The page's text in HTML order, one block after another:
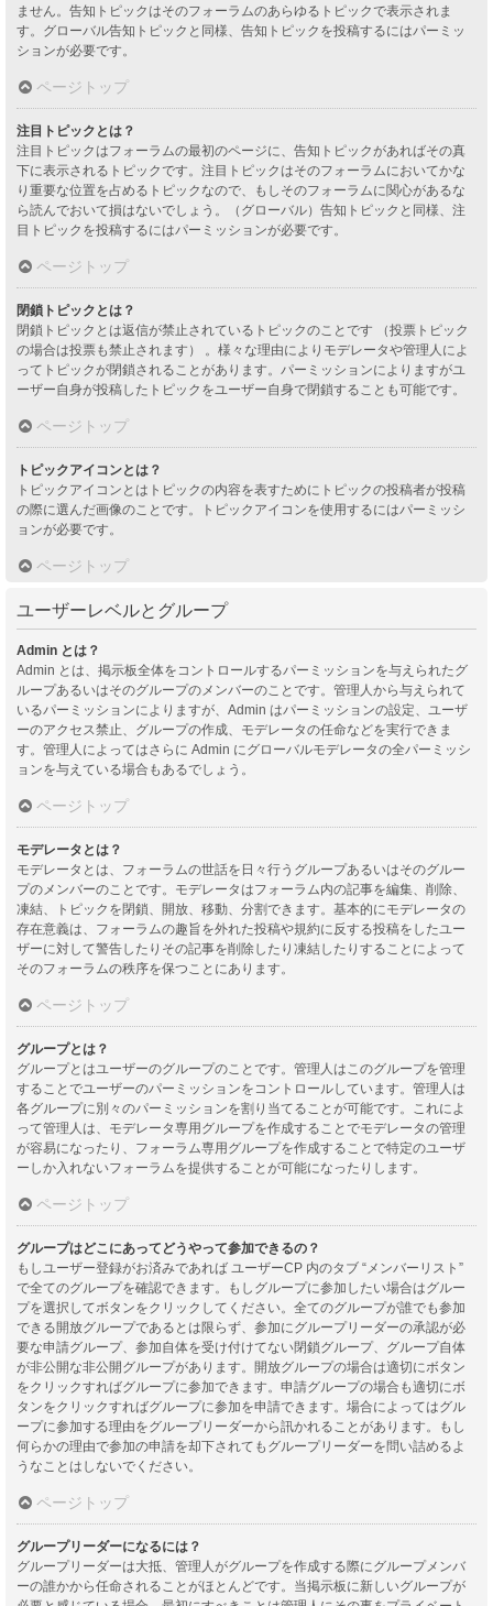
ません。告知トピックはそのフォーラムのあらゆるトピックで表示されま
す。グローバル告知トピックと同様、告知トピックを投稿するにはパーミッ
ションが必要です。
ページトップ
注目トピックとは？
注目トピックはフォーラムの最初のページに、告知トピックがあればその真
下に表示されるトピックです。注目トピックはそのフォーラムにおいてかな
り重要な位置を占めるトピックなので、もしそのフォーラムに関心があるな
ら読んでおいて損はないでしょう。（グローバル）告知トピックと同様、注
目トピックを投稿するにはパーミッションが必要です。
ページトップ
閉鎖トピックとは？
閉鎖トピックとは返信が禁止されているトピックのことです （投票トピック
の場合は投票も禁止されます） 。様々な理由によりモデレータや管理人によ
ってトピックが閉鎖されることがあります。パーミッションによりますがユ
ーザー自身が投稿したトピックをユーザー自身で閉鎖することも可能です。
ページトップ
トピックアイコンとは？
トピックアイコンとはトピックの内容を表すためにトピックの投稿者が投稿
の際に選んだ画像のことです。トピックアイコンを使用するにはパーミッシ
ョンが必要です。
ページトップ
ユーザーレベルとグループ
Admin とは？
Admin とは、掲示板全体をコントロールするパーミッションを与えられたグ
ループあるいはそのグループのメンバーのことです。管理人から与えられて
いるパーミッションによりますが、Admin はパーミッションの設定、ユーザ
ーのアクセス禁止、グループの作成、モデレータの任命などを実行できま
す。管理人によってはさらに Admin にグローバルモデレータの全パーミッシ
ョンを与えている場合もあるでしょう。
ページトップ
モデレータとは？
モデレータとは、フォーラムの世話を日々行うグループあるいはそのグルー
プのメンバーのことです。モデレータはフォーラム内の記事を編集、削除、
凍結、トピックを閉鎖、開放、移動、分割できます。基本的にモデレータの
存在意義は、フォーラムの趣旨を外れた投稿や規約に反する投稿をしたユー
ザーに対して警告したりその記事を削除したり凍結したりすることによって
そのフォーラムの秩序を保つことにあります。
ページトップ
グループとは？
グループとはユーザーのグループのことです。管理人はこのグループを管理
することでユーザーのパーミッションをコントロールしています。管理人は
各グループに別々のパーミッションを割り当てることが可能です。これによ
って管理人は、モデレータ専用グループを作成することでモデレータの管理
が容易になったり、フォーラム専用グループを作成することで特定のユーザ
ーしか入れないフォーラムを提供することが可能になったりします。
ページトップ
グループはどこにあってどうやって参加できるの？
もしユーザー登録がお済みであれば ユーザーCP 内のタブ “メンバーリスト”
で全てのグループを確認できます。もしグループに参加したい場合はグルー
プを選択してボタンをクリックしてください。全てのグループが誰でも参加
できる開放グループであるとは限らず、参加にグループリーダーの承認が必
要な申請グループ、参加自体を受け付けてない閉鎖グループ、グループ自体
が非公開な非公開グループがあります。開放グループの場合は適切にボタン
をクリックすればグループに参加できます。申請グループの場合も適切にボ
タンをクリックすればグループに参加を申請できます。場合によってはグル
ープに参加する理由をグループリーダーから訊かれることがあります。もし
何らかの理由で参加の申請を却下されてもグループリーダーを問い詰めるよ
うなことはしないでください。
ページトップ
グループリーダーになるには？
グループリーダーは大抵、管理人がグループを作成する際にグループメンバ
ーの誰かから任命されることがほとんどです。当掲示板に新しいグループが